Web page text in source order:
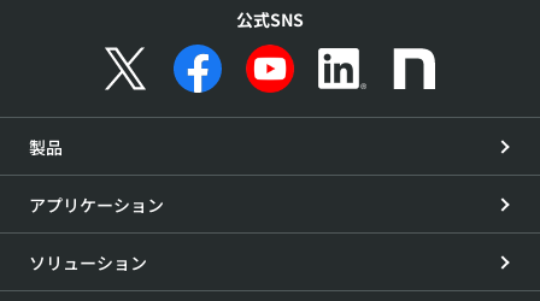
公式SNS
製品
アプリケーション
ソリューション